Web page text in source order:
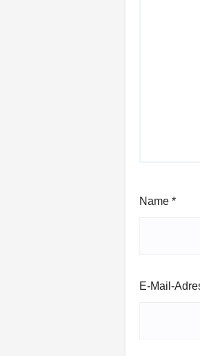
Name *
E-Mail-